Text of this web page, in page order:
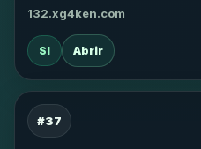
132.xg4ken.com
SI Abrir
#37